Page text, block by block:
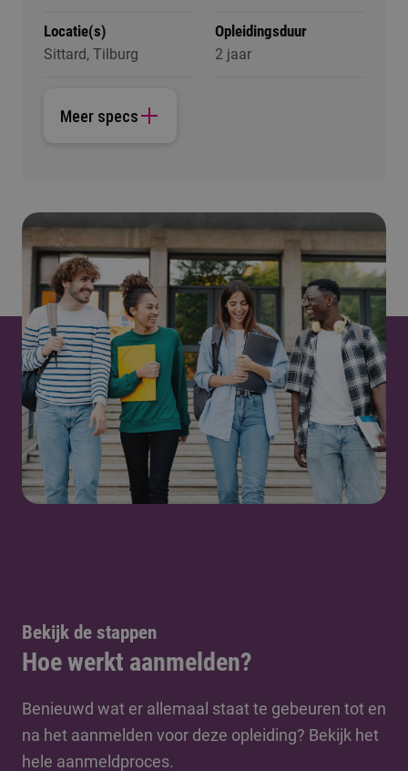
Locatie(s)
Sittard, Tilburg
Opleidingsduur
2 jaar
Meer specs
Bekijk de stappen
Hoe werkt aanmelden?
Benieuwd wat er allemaal staat te gebeuren tot en
na het aanmelden voor deze opleiding? Bekijk het
hele aanmeldproces.